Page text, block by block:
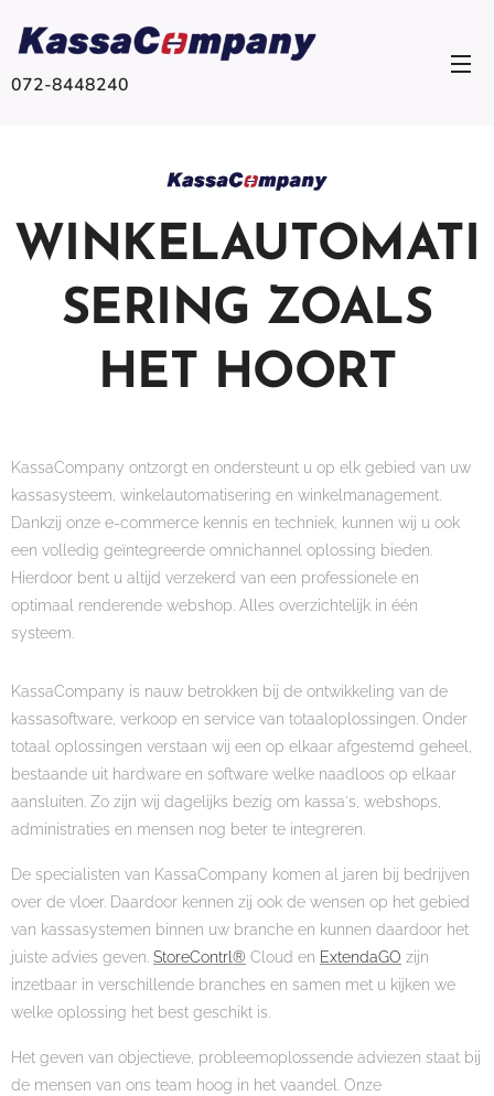
072-8448240
WINKELAUTOMATI
SERING ZOALS
HET HOORT
KassaCompany ontzorgt en ondersteunt u op elk gebied van uw
kassasysteem, winkelautomatisering en winkelmanagement.
Dankzij onze e-commerce kennis en techniek, kunnen wij u ook
een volledig geïntegreerde omnichannel oplossing bieden.
Hierdoor bent u altijd verzekerd van een professionele en
optimaal renderende webshop. Alles overzichtelijk in één
systeem.
KassaCompany is nauw betrokken bij de ontwikkeling van de
kassasoftware, verkoop en service van totaaloplossingen. Onder
totaal oplossingen verstaan wij een op elkaar afgestemd geheel,
bestaande uit hardware en software welke naadloos op elkaar
aansluiten. Zo zijn wij dagelijks bezig om kassa's, webshops,
administraties en mensen nog beter te integreren.
De specialisten van KassaCompany komen al jaren bij bedrijven
over de vloer. Daardoor kennen zij ook de wensen op het gebied
van kassasystemen binnen uw branche en kunnen daardoor het
juiste advies geven. StoreContrl® Cloud en ExtendaGO zijn
inzetbaar in verschillende branches en samen met u kijken we
welke oplossing het best geschikt is.
Het geven van objectieve, probleemoplossende adviezen staat bij
de mensen van ons team hoog in het vaandel. Onze